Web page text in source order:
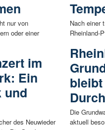
nur von
oder einer
im
Ein
und
des Neuwieder
Nach einer
Rheinland-
Die
aktuell